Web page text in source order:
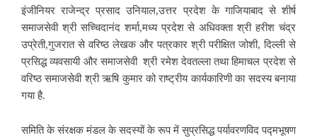
इंजीनियर राजेन्द्र प्रसाद उनियाल,उत्तर प्रदेश के गाजियाबाद से शीर्ष
समाजसेवी श्री सच्चिदानंद शर्मा,मध्य प्रदेश से अधिवक्ता श्री हरीश चंद्र
उप्रेती,गुजरात से वरिष्ठ लेखक और पत्रकार श्री परीक्षित जोशी, दिल्ली से
प्रसिद्ध व्यवसायी और समाजसेवी श्री रमेश देवतल्ला तथा हिमाचल प्रदेश से
वरिष्ठ समाजसेवी श्री ऋषि कुमार को राष्ट्रीय कार्यकारिणी का सदस्य बनाया
गया है.
समिति के संरक्षक मंडल के सदस्यों के रूप में सुप्रसिद्ध पर्यावरणविद पद्मभूषण